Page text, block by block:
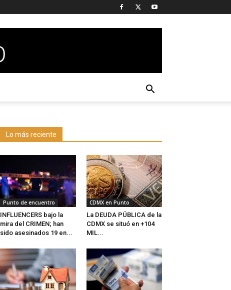
Lo más reciente
Punto de encuentro
INFLUENCERS bajo la
mira del CRIMEN; han
sido asesinados 19 en...
CDMX en Punto
La DEUDA PÚBLICA de la
CDMX se situó en +104
MIL...